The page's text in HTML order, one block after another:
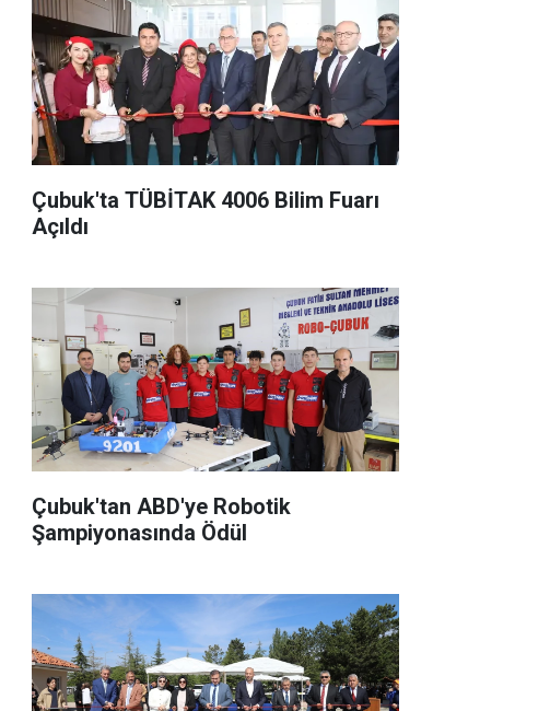
Çubuk'ta TÜBİTAK 4006 Bilim Fuarı
Açıldı
Çubuk'tan ABD'ye Robotik
Şampiyonasında Ödül